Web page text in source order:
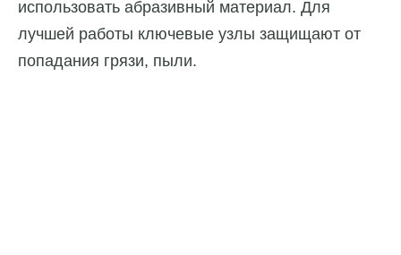
использовать абразивный материал. Для
лучшей работы ключевые узлы защищают от
попадания грязи, пыли.